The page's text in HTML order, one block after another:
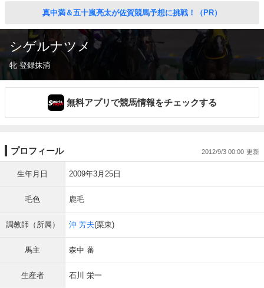
真中満＆五十嵐亮太が佐賀競馬予想に挑戦！（PR）
シゲルナツメ
牝 登録抹消
無料アプリで競馬情報をチェックする
プロフィール 2012/9/3 00:00
生年月日 2009年3月25日
毛色 鹿毛
調教師（所属） 沖 芳夫(栗東)
馬主 森中 蕃
生産者 石川 栄一